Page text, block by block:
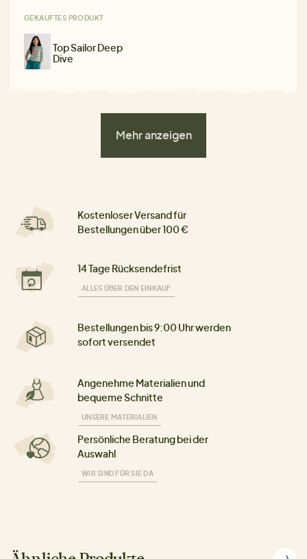
GEKAUFTES PRODUKT
Top Sailor Deep
Dive
Mehr anzeigen
Kostenloser Versand für
Bestellungen über 100 €
14 Tage Rücksendefrist
ALLES ÜBER DEN EINKAUF
Bestellungen bis 9:00 Uhr werden
sofort versendet
Angenehme Materialien und
bequeme Schnitte
UNSERE MATERIALIEN
Persönliche Beratung bei der
Auswahl
WIR SIND FÜR SIE DA